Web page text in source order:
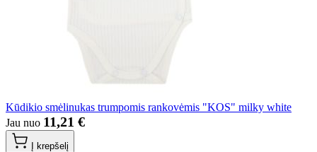
Kūdikio smėlinukas trumpomis rankovėmis "KOS" milky white
Jau nuo 11,21 €
Į krepšelį